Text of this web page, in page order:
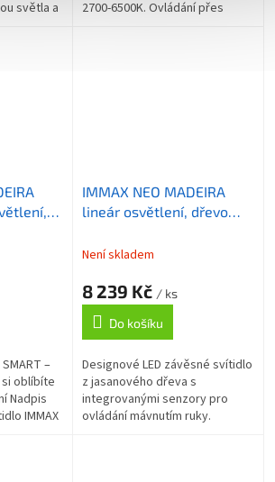
světla a
2700-6500K. Ovládání přes
SMART –
oblíbíte
Nadpis
IMMAX
IMMAX NEO MADEIRA
lineár osvětlení, dřevo
senzorem
Není skladem
8 239 Kč / ks
Do košíku
Designové LED závěsné svítidlo
z jasanového dřeva s
integrovanými senzory pro
ovládání mávnutím ruky.